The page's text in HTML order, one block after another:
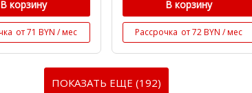
В корзину
от 71 BYN / мес
В корзину
Рассрочка от 72 BYN / мес
ПОКАЗАТЬ ЕЩЕ (192)